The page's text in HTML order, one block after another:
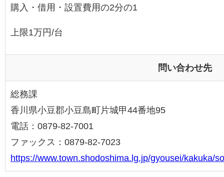
購入・借用・設置費用の2分の1
上限1万円/台
問い合わせ先
総務課
香川県小豆郡小豆島町片城甲44番地95
電話：0879-82-7001
ファックス：0879-82-7023
https://www.town.shodoshima.lg.jp/gyousei/kakuka/